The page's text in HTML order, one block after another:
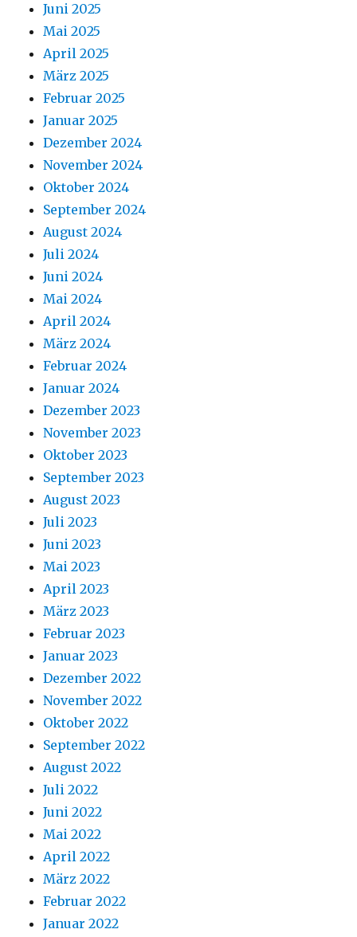
Juni 2025
Mai 2025
April 2025
März 2025
Februar 2025
Januar 2025
Dezember 2024
November 2024
Oktober 2024
September 2024
August 2024
Juli 2024
Juni 2024
Mai 2024
April 2024
März 2024
Februar 2024
Januar 2024
Dezember 2023
November 2023
Oktober 2023
September 2023
August 2023
Juli 2023
Juni 2023
Mai 2023
April 2023
März 2023
Februar 2023
Januar 2023
Dezember 2022
November 2022
Oktober 2022
September 2022
August 2022
Juli 2022
Juni 2022
Mai 2022
April 2022
März 2022
Februar 2022
Januar 2022